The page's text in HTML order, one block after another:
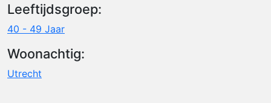
Leeftijdsgroep:
40 - 49 Jaar
Woonachtig:
Utrecht